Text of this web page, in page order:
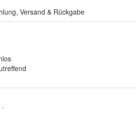
Versand & Rückgabe
*